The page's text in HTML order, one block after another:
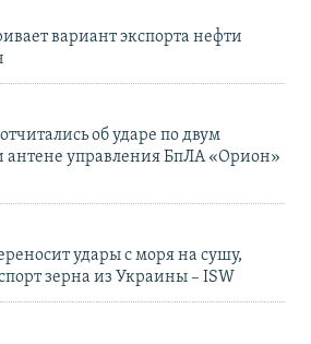
вариант экспорта нефти
об ударе по двум
антене управления БпЛА «Орион»
удары с моря на сушу,
зерна из Украины – ISW